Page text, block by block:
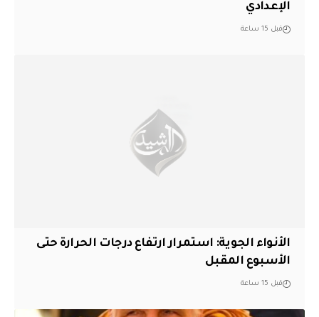
الإعدادي
قبل 15 ساعة
الأنواء الجوية: استمرار ارتفاع درجات الحرارة حتى
الأسبوع المقبل
قبل 15 ساعة